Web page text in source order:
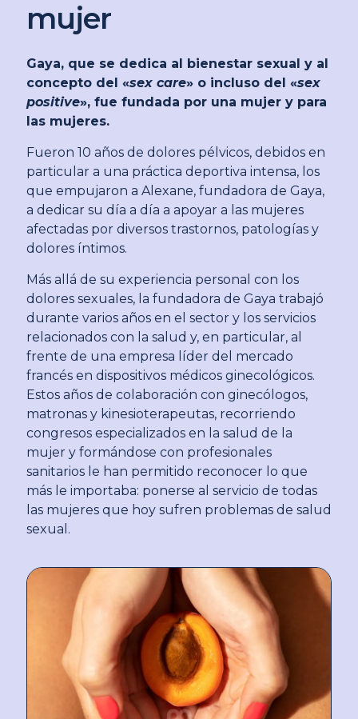
mujer
Gaya, que se dedica al bienestar sexual y al
concepto del «sex care» o incluso del «sex
positive», fue fundada por una mujer y para
las mujeres.
Fueron 10 años de dolores pélvicos, debidos en
particular a una práctica deportiva intensa, los
que empujaron a Alexane, fundadora de Gaya,
a dedicar su día a día a apoyar a las mujeres
afectadas por diversos trastornos, patologías y
dolores íntimos.
Más allá de su experiencia personal con los
dolores sexuales, la fundadora de Gaya trabajó
durante varios años en el sector y los servicios
relacionados con la salud y, en particular, al
frente de una empresa líder del mercado
francés en dispositivos médicos ginecológicos.
Estos años de colaboración con ginecólogos,
matronas y kinesioterapeutas, recorriendo
congresos especializados en la salud de la
mujer y formándose con profesionales
sanitarios le han permitido reconocer lo que
más le importaba: ponerse al servicio de todas
las mujeres que hoy sufren problemas de salud
sexual.